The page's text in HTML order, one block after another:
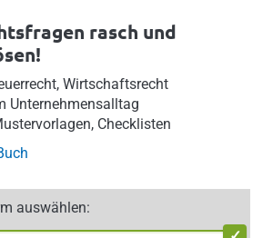
rasch und
Wirtschaftsrecht
Unternehmensalltag
Checklisten
auswählen: